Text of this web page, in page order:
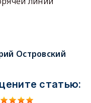
Островский
статью: